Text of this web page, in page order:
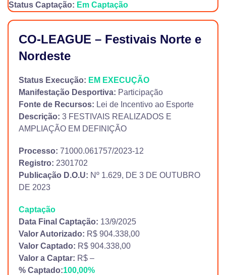
Status Captação: Em Captação
CO-LEAGUE – Festivais Norte e
Nordeste
Status Execução: EM EXECUÇÃO
Manifestação Desportiva: Participação
Fonte de Recursos: Lei de Incentivo ao Esporte
Descrição: 3 FESTIVAIS REALIZADOS E
AMPLIAÇÃO EM DEFINIÇÃO
Processo: 71000.061757/2023-12
Registro: 2301702
Publicação D.O.U: Nº 1.629, DE 3 DE OUTUBRO
DE 2023
Captação
Data Final Captação: 13/9/2025
Valor Autorizado: R$ 904.338,00
Valor Captado: R$ 904.338,00
Valor a Captar: R$ –
% Captado:100,00%